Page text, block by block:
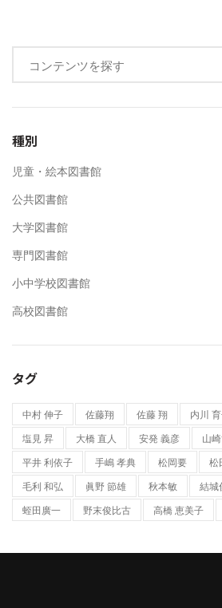
種別
児童・絵本図書館
公共図書館
大学図書館
専門図書館
小中学校図書館
高校図書館
タグ
中村 伸子 佐藤翔 佐藤 翔 内川
塩見 昇
大橋 直人 安発 義彦 山
平井 利依子
手嶋 孝典 松岡要 松
毛利 和弘
眞野 節雄 秋本敏 結城
蛭田廣一
野末俊比古 高橋 恵美子